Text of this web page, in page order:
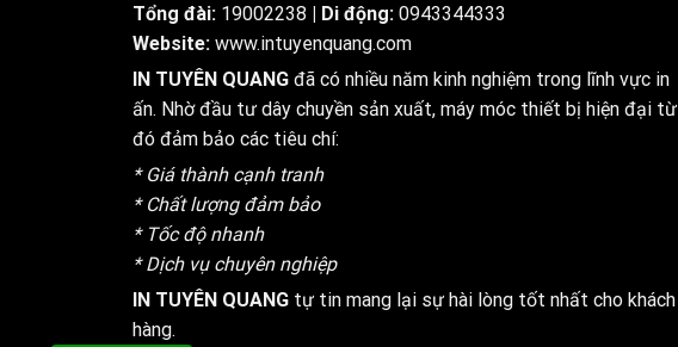
Tổng đài: 19002238 | Di động: 0943344333
Website: www.intuyenquang.com
IN TUYÊN QUANG đã có nhiều năm kinh nghiệm trong lĩnh vực in
ấn. Nhờ đầu tư dây chuyền sản xuất, máy móc thiết bị hiện đại từ
đó đảm bảo các tiêu chí:
* Giá thành cạnh tranh
* Chất lượng đảm bảo
* Tốc độ nhanh
* Dịch vụ chuyên nghiệp
IN TUYÊN QUANG tự tin mang lại sự hài lòng tốt nhất cho khách
hàng.